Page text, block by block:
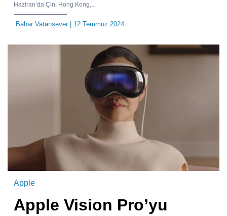
Haziran’da Çin, Hong Kong,...
Bahar Vatansever| 12 Temmuz 2024
Apple
Apple Vision Pro’yu